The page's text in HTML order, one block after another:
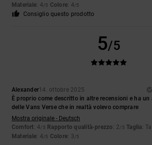
Materiale: 4/5 Colore: 4/5
Consiglio questo prodotto
5/5
Alexander14. ottobre 2025
È proprio come descritto in altre recensioni e ha
delle Vans Verse che in realtà volevo comprare
Mostra originale - Deutsch
Comfort: 4/5 Rapporto qualità-prezzo : 2/5 Taglia:
Materiale: 4/5 Colore: 3/5